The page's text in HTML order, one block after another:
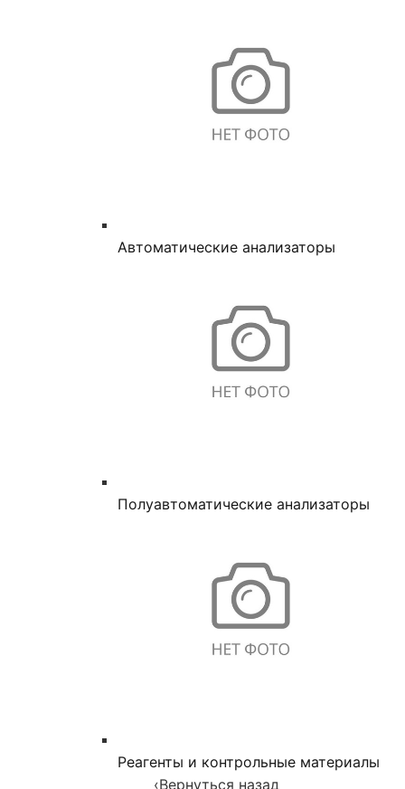
Автоматические анализаторы
Полуавтоматические анализаторы
Реагенты и контрольные материалы
‹Вернуться назад